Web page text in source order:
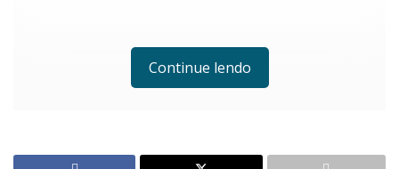
Continue lendo